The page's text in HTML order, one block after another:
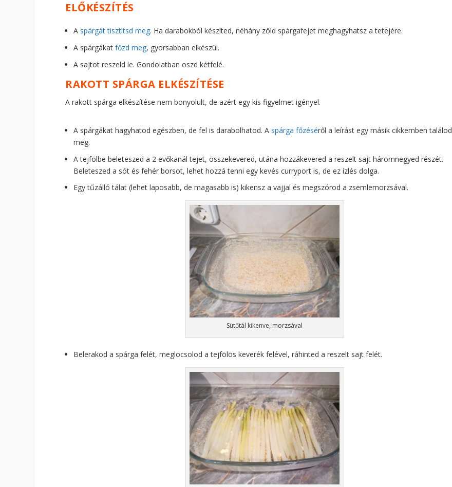
ELŐKÉSZÍTÉS
A spárgát tisztítsd meg. Ha darabokból készíted, néhány zöld spárgafejet meghagyhatsz a tetejére.
A spárgákatfőzd meg, gyorsabban elkészül.
A sajtot reszeld le. Gondolatban oszd kétfelé.
RAKOTT SPÁRGA ELKÉSZÍTÉSE
A rakott spárga elkészítése nem bonyolult, de azért egy kis figyelmet igényel.
A spárgákat hagyhatod egészben, de fel is darabolhatod. A spárga főzéséről a leírást egy másik cikkemben találod
meg.
A tejfölbe beleteszed a 2 evőkanál tejet, összekevered, utána hozzákevered a reszelt sajt háromnegyed részét.
Beleteszed a sót és fehér borsot, lehet hozzá tenni egy kevés curryport is, de ez ízlés dolga.
Egy tűzálló tálat (lehet laposabb, de magasabb is) kikensz a vajjal és megszórod a zsemlemorzsával.
Sütőtál kikenve, morzsával
Belerakod a spárga felét, meglocsolod a tejfölös keverék felével, ráhinted a reszelt sajt felét.